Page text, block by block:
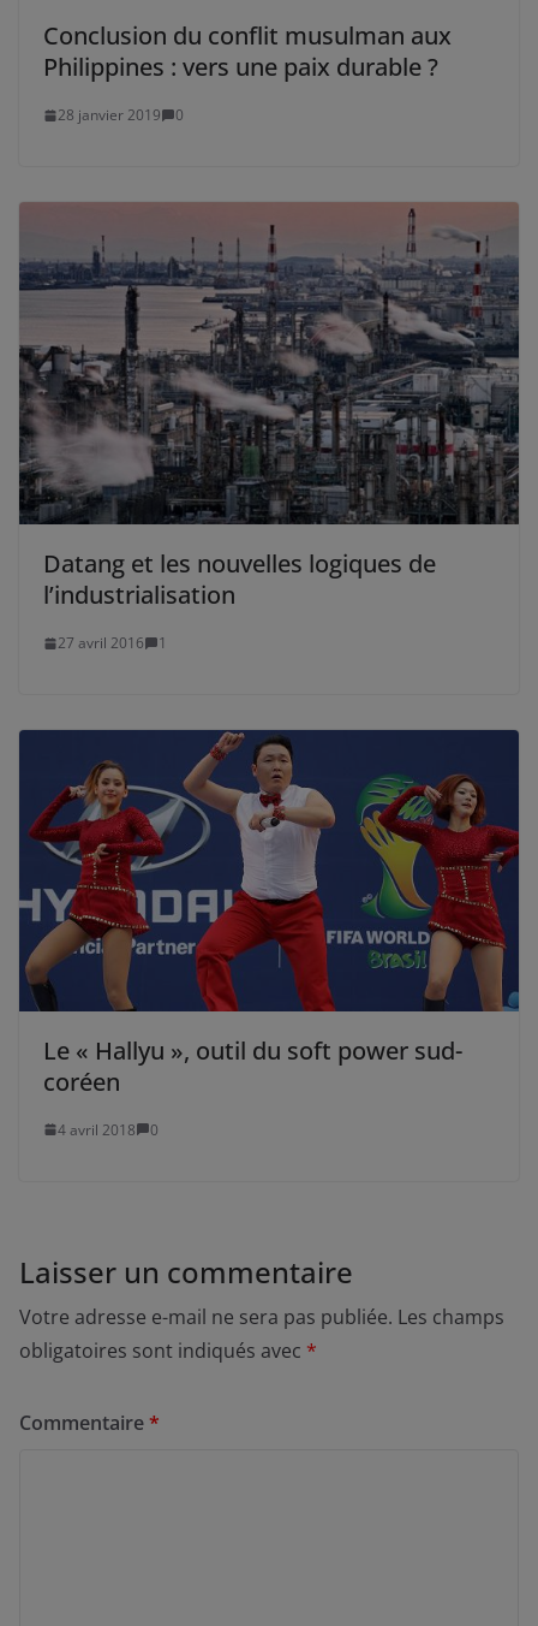
Conclusion du conflit musulman aux
Philippines : vers une paix durable ?
28 janvier 2019 0
Datang et les nouvelles logiques de
l’industrialisation
27 avril 2016 1
Le « Hallyu », outil du soft power sud-
coréen
4 avril 2018 0
Laisser un commentaire
Votre adresse e-mail ne sera pas publiée. Les champs
obligatoires sont indiqués avec *
Commentaire*